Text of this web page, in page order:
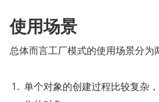
使用场景
总体而言工厂模式的使用场景分为
单个对象的创建过程比较复杂